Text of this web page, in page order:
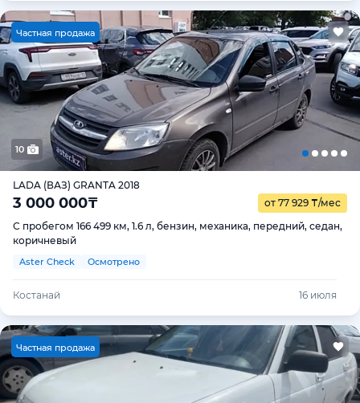
Частная продажа
10
LADA (ВАЗ) GRANTA 2018
3 000 000₸ от 77 929 ₸/мес
С пробегом 166 499 км, 1.6 л, бензин, механика, передний, седан,
коричневый
Aster Check Осмотрено
Костанай 16 июля
Частная продажа